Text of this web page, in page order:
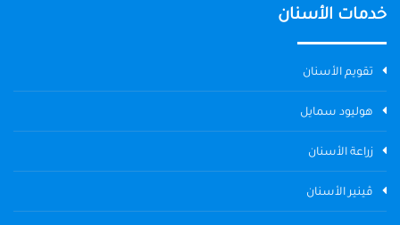
خدمات الأسنان
تقويم الأسنان
هوليود سمايل
زراعة الأسنان
ڤينير الأسنان